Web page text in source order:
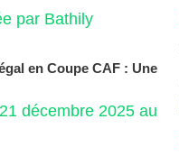
en Coupe CAF : Une